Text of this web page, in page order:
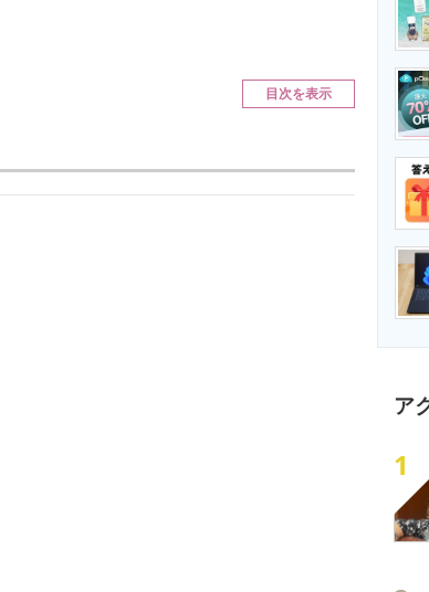
製造業のIT導入・活
エネルギーの専門メ
目次を表示
ア
1